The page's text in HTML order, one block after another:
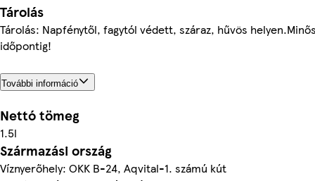
Tárolás
Tárolás: Napfénytől, fagytól védett, száraz, hűvös
időpontig!
További információ
Nettó tömeg
1.5l
Származási ország
Víznyerőhely: OKK B-24, Aqvital-1. számú kút